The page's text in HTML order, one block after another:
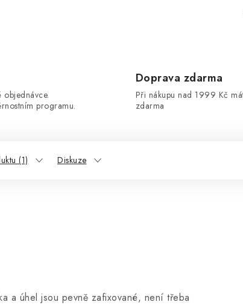
objednávce.
programu.
Doprava zdarma
Při nákupu nad 1999 Kč
zdarma
(1) Diskuze
a úhel jsou pevně zafixované, není třeba